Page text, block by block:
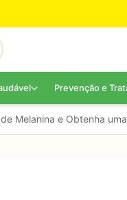
Prevenção e
Melanina e Obtenha